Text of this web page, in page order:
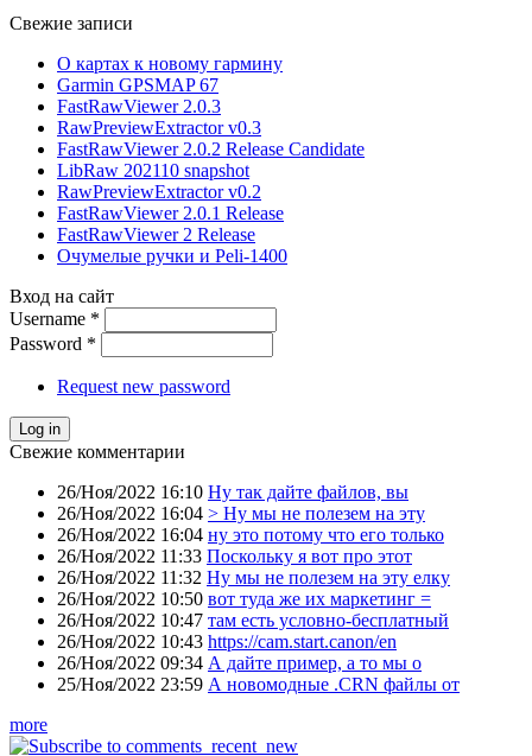
Свежие записи
О картах к новому гармину
Garmin GPSMAP 67
FastRawViewer 2.0.3
RawPreviewExtractor v0.3
FastRawViewer 2.0.2 Release Candidate
LibRaw 202110 snapshot
RawPreviewExtractor v0.2
FastRawViewer 2.0.1 Release
FastRawViewer 2 Release
Очумелые ручки и Peli-1400
Вход на сайт
Username *
Password *
Request new password
Свежие комментарии
26/Ноя/2022 16:10 Ну так дайте файлов, вы
26/Ноя/2022 16:04 > Ну мы не полезем на эту
26/Ноя/2022 16:04 ну это потому что его только
26/Ноя/2022 11:33 Поскольку я вот про этот
26/Ноя/2022 11:32 Ну мы не полезем на эту елку
26/Ноя/2022 10:50 вот туда же их маркетинг =
26/Ноя/2022 10:47 там есть условно-бесплатный
26/Ноя/2022 10:43 https://cam.start.canon/en
26/Ноя/2022 09:34 А дайте пример, а то мы о
25/Ноя/2022 23:59 А новомодные .CRN файлы от
more